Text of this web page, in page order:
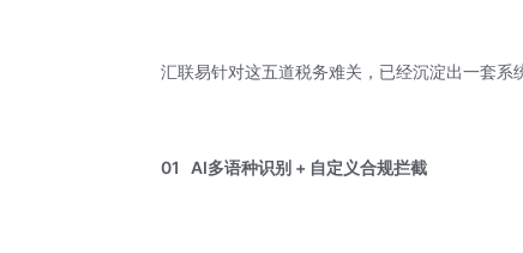
汇联易针对这五道税务难关，已经沉淀出一套系
01AI多语种识别 + 自定义合规拦截